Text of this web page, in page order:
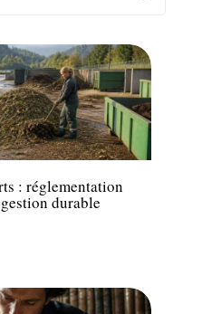
: réglementation
durable